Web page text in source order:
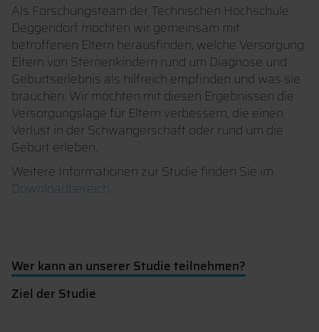
Als Forschungsteam der Technischen Hochschule
Deggendorf möchten wir gemeinsam mit
betroffenen Eltern herausfinden, welche Versorgung
Eltern von Sternenkindern rund um Diagnose und
Geburtserlebnis als hilfreich empfinden und was sie
brauchen. Wir möchten mit diesen Ergebnissen die
Versorgungslage für Eltern verbessern, die einen
Verlust in der Schwangerschaft oder rund um die
Geburt erleben.
Weitere Informationen zur Studie finden Sie im
Downloadbereich.
Wer kann an unserer Studie teilnehmen?
Ziel der Studie